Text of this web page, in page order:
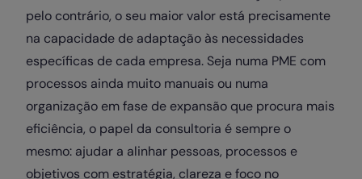
pelo contrário, o seu maior valor está precisamente
na capacidade de adaptação às necessidades
específicas de cada empresa. Seja numa PME com
processos ainda muito manuais ou numa
organização em fase de expansão que procura mais
eficiência, o papel da consultoria é sempre o
mesmo: ajudar a alinhar pessoas, processos e
objetivos com estratégia, clareza e foco no